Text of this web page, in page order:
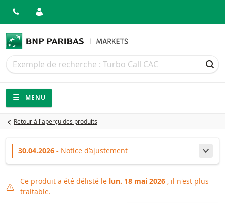
Recherche
Recherche
Navigation
Navigation sur le site
MENU
Retour à l'aperçu des produits
30.04.2026 - Notice d’ajustement
Produit délisté
Ce produit a été délisté le lun. 18 mai 2026 , il n'est plus
traitable.